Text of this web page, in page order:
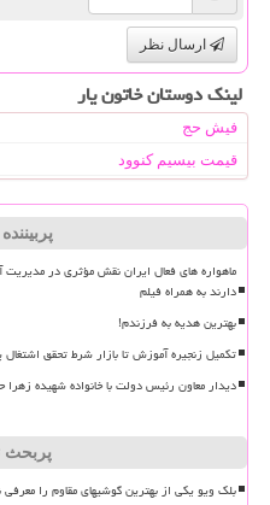
ارسال نظر
لینک دوستان خاتون یار
فیش حج
قیمت بیسیم کنوود
ماهواره های فعال ایران نقش مؤثری در
دارند به همراه فیلم
بهترین هدیه به فرزندم!
تکمیل زنجیره آموزش تا بازار شرط تحقق اشتغال
دیدار معاون رئیس دولت با خانواده شهیده زهرا
پربحث
بلک ویو یکی از بهترین گوشیهای مقاوم را معرفی